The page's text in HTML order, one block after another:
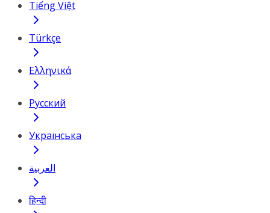
Tiếng Việt
Türkçe
Ελληνικά
Русский
Українська
العربية
हिन्दी